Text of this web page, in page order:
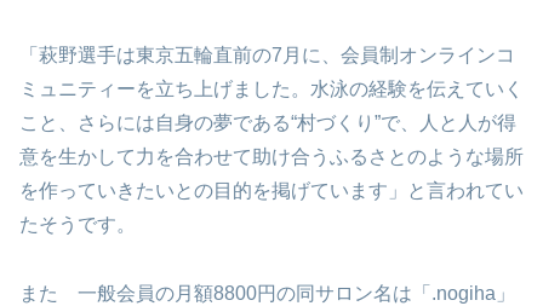
「萩野選手は東京五輪直前の7月に、会員制オンラインコ
ミュニティーを立ち上げました。水泳の経験を伝えていく
こと、さらには自身の夢である“村づくり”で、人と人が得
意を生かして力を合わせて助け合うふるさとのような場所
を作っていきたいとの目的を掲げています」と言われてい
たそうです。
また 一般会員の月額8800円の同サロン名は「.nogiha」